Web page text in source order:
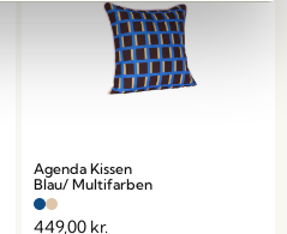
Agenda Kissen
Blau/ Multifarben
449,00 kr.